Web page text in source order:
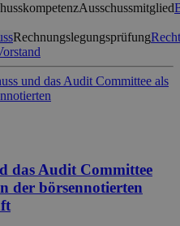
Ausschussmitglied
Rechnungslegungsprüfung
das Audit Committee
der börsennotierten